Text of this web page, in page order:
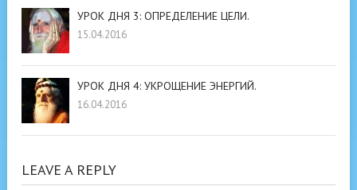
УРОК ДНЯ 3: ОПРЕДЕЛЕНИЕ ЦЕЛИ.
15.04.2016
УРОК ДНЯ 4: УКРОЩЕНИЕ ЭНЕРГИЙ.
16.04.2016
LEAVE A REPLY